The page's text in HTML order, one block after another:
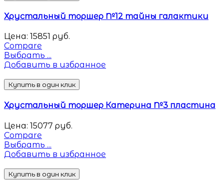
Хрустальный торшер №12 тайны галактики
Цена: 15851 руб.
Compare
Выбрать ...
Добавить в избранное
Купить в один клик
Хрустальный торшер Катерина №3 пластина
Цена: 15077 руб.
Compare
Выбрать ...
Добавить в избранное
Купить в один клик